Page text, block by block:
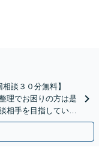
談３０分無料】
理でお困りの方は是
相手を目指していま